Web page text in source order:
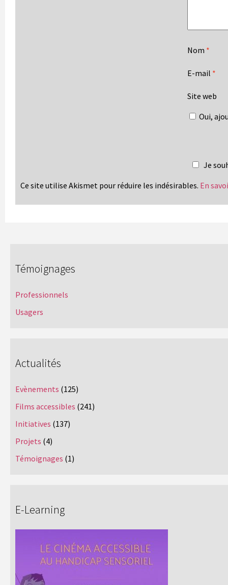
Nom *
E-mail *
Site web
Oui,
Je
Ce site utilise Akismet pour réduire les indésirables. En
Témoignages
Professionnels
Usagers
Actualités
Evènements (125)
Films accessibles (241)
Initiatives (137)
Projets (4)
Témoignages (1)
E-Learning